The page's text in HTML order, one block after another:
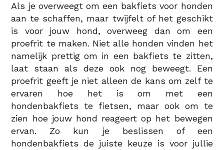
Als je overweegt om een ​​bakfiets voor honden
aan te schaffen, maar twijfelt of het geschikt
is voor jouw hond, overweeg dan om een
proefrit te maken. Niet alle honden vinden het
namelijk prettig om in een bakfiets te zitten,
laat staan als deze ook nog beweegt. Een
proefrit geeft je niet alleen de kans om zelf te
ervaren hoe het is om met een
hondenbakfiets te fietsen, maar ook om te
zien hoe jouw hond reageert op het bewegen
ervan. Zo kun je beslissen of een
hondenbakfiets de juiste keuze is voor jullie